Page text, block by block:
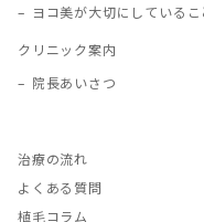
ヨコ美が大切にしているこ
クリニック案内
院長あいさつ
治療の流れ
よくある質問
植毛コラム